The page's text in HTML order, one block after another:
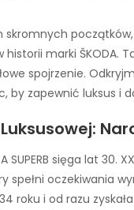
początków,
marki ŠKODA.
spojrzenie.
by zapewnić luksus i
SUPERB sięga lat
spełni oczekiwania
roku i od razu